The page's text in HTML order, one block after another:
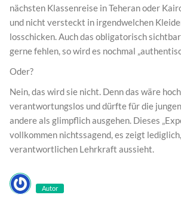
nächsten Klassenreise in Teheran oder
und nicht versteckt in irgendwelchen
losschicken. Auch das obligatorisch
gerne fehlen, so wird es nochmal
Oder?
Nein, das wird sie nicht. Denn das wäre
verantwortungslos und dürfte für die
andere als glimpflich ausgehen. Dieses
vollkommen nichtssagend, es zeigt
verantwortlichen Lehrkraft aussieht.
Autor